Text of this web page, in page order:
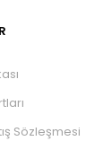
Sözleşmesi